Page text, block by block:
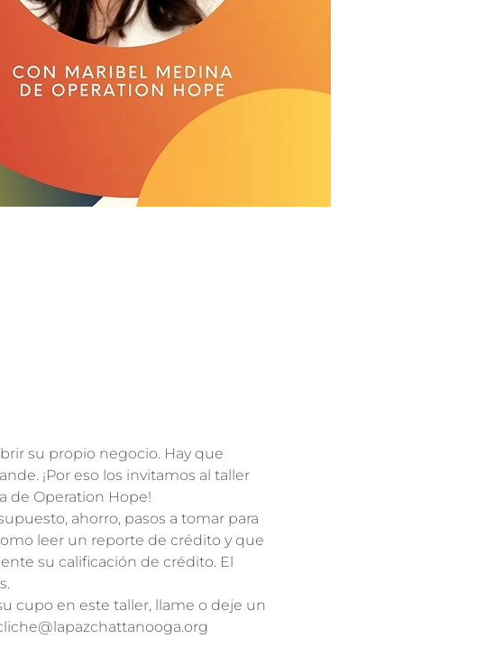
su propio negocio. Hay que
¡Por eso los invitamos al taller
de Operation Hope!
ahorro, pasos a tomar para
leer un reporte de crédito y que
su calificación de crédito. El
cupo en este taller, llame o deje un